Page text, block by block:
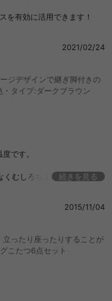
を有効に活用できます！
2021/02/24
ジデザインで継ぎ脚付きの
・タイプ:ダークブラウン
です。
くむしろちょうどいいサイズ
になりますが、締めれば元
た！
続きを見る
2015/11/04
立ったり座ったりすることが
こたつ6点セット